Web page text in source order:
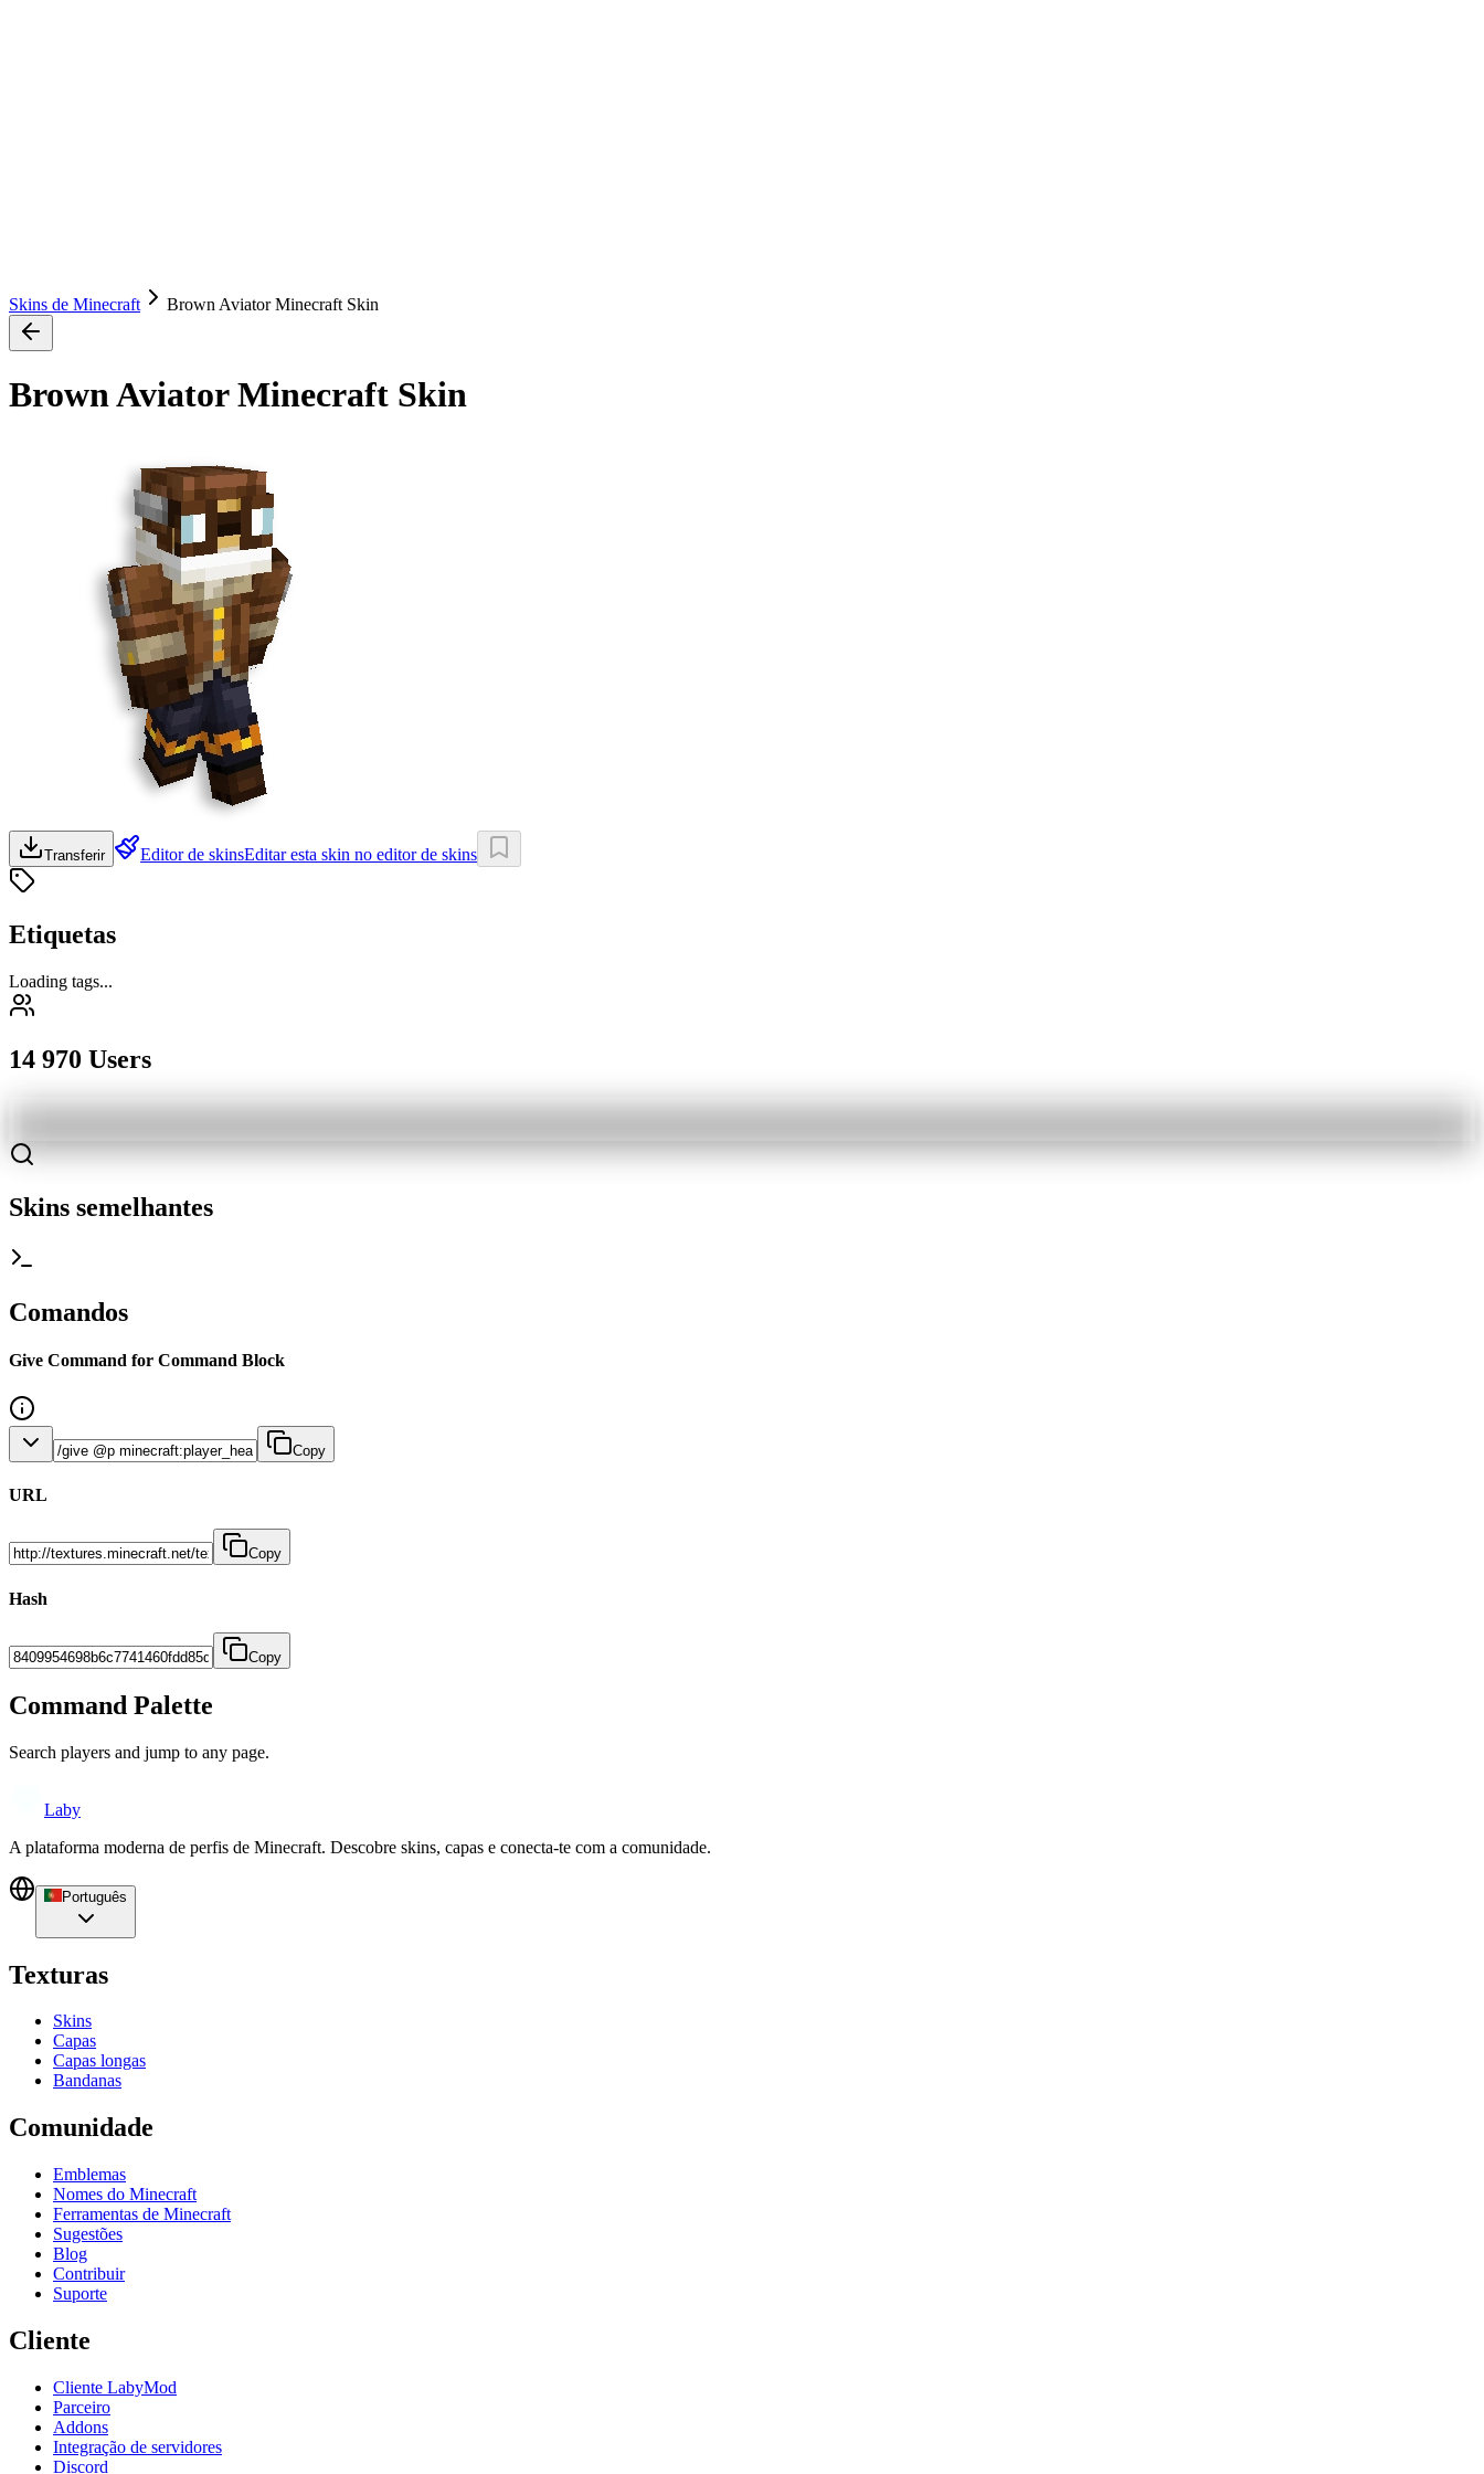
Skins de Minecraft Brown Aviator Minecraft Skin
Brown Aviator Minecraft Skin
Transferir Editor de skinsEditar esta skin no editor de skins
Etiquetas
Loading tags...
14 970 Users
Skins semelhantes
Comandos
Give Command for Command Block
Copy
URL
Copy
Hash
Copy
Command Palette
Search players and jump to any page.
Laby
A plataforma moderna de perfis de Minecraft. Descobre skins, capas e conecta-te com a comunidade.
Português
Texturas
Skins
Capas
Capas longas
Bandanas
Comunidade
Emblemas
Nomes do Minecraft
Ferramentas de Minecraft
Sugestões
Blog
Contribuir
Suporte
Cliente
Cliente LabyMod
Parceiro
Addons
Integração de servidores
Discord